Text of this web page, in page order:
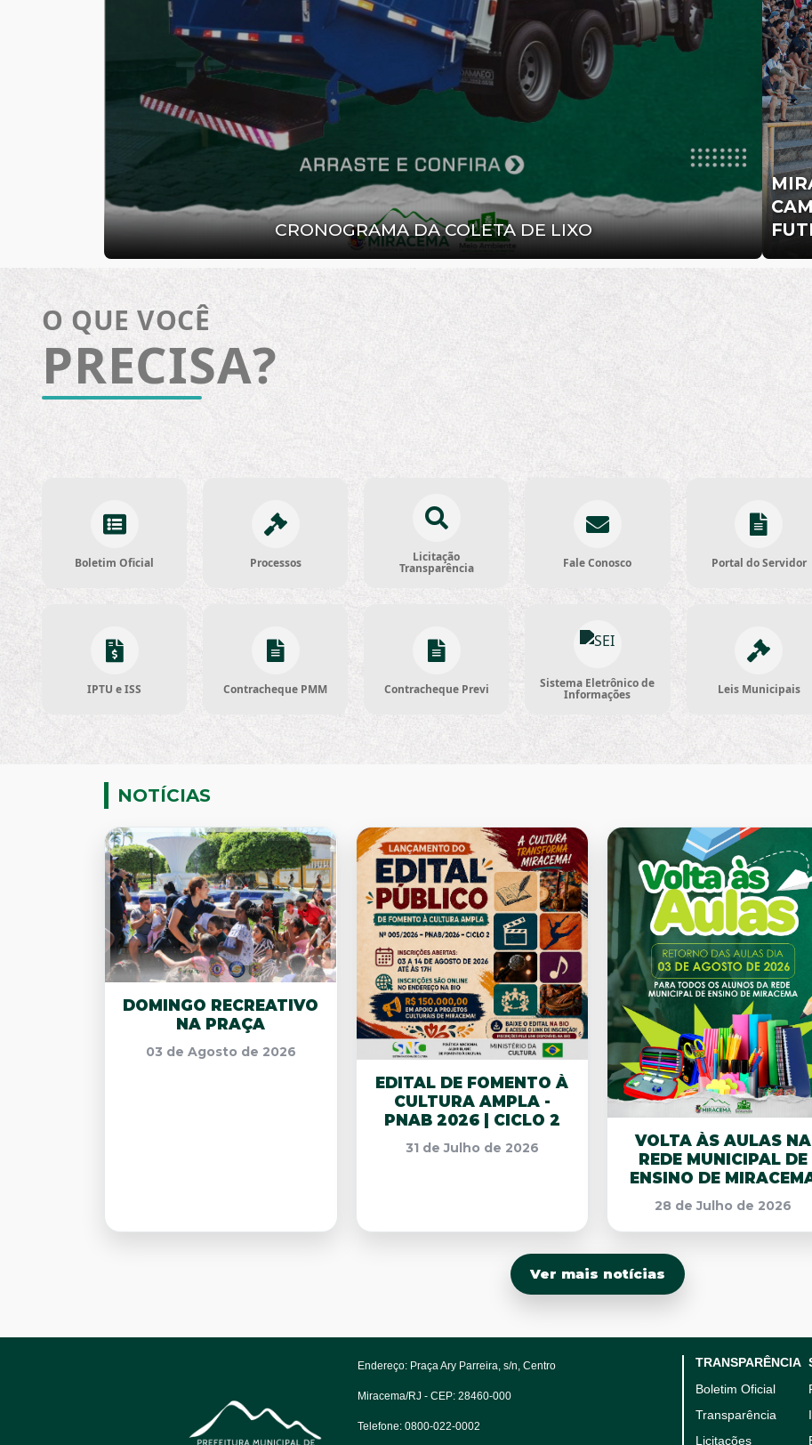
CRONOGRAMA DA COLETA DE LIXO
O QUE VOCÊ
PRECISA?
Boletim Oficial Processos Licitação
Transparência Fale Conosco Portal do Servidor
IPTU e ISS Contracheque PMM Contracheque Previ Sistema Eletrônico de
Informações Leis Municipais
NOTÍCIAS
DOMINGO RECREATIVO
NA PRAÇA
03 de Agosto de 2026
EDITAL DE FOMENTO À
CULTURA AMPLA -
PNAB 2026 | CICLO 2
31 de Julho de 2026
VOLTA ÀS AULAS NA
REDE MUNICIPAL DE
ENSINO DE
28 de Julho de 2026
Ver mais notícias
Endereço: Praça Ary Parreira, s/n, Centro
Miracema/RJ - CEP: 28460-000
Telefone: 0800-022-0002
TRANSPARÊNCIA
Boletim Oficial
Transparência
Licitações